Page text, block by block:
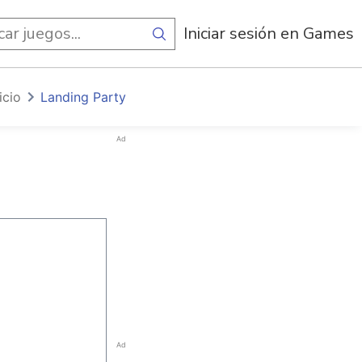
Iniciar sesión en Games
Landing Party
Ad
Ad